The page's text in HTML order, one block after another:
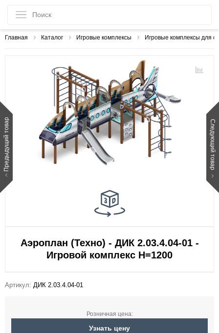
Главная Каталог Игровые комплексы Игровые комплексы для
Предыдущий товар Следующий товар
Аэроплан (Техно) - ДИК 2.03.4.04-01 -
Игровой комплекс Н=1200
Артикул: ДИК 2.03.4.04-01
Розничная цена:
Узнать цену